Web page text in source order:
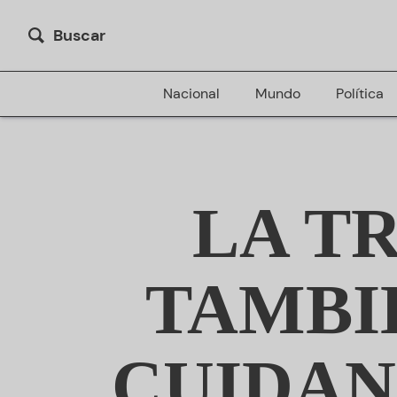
Buscar
Nacional Mundo Política
LA